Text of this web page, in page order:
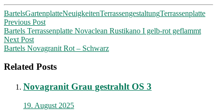
BartelsGartenplatteNeuigkeitenTerrassengestaltungTerrassenplatte
Post
navigation
Previous Post
Bartels Terrassenplatte Novaclean Rustikano I gelb-rot geflammt
Next Post
Bartels Novagranit Rot – Schwarz
Related Posts
Novagranit Grau gestrahlt OS 3
19. August 2025